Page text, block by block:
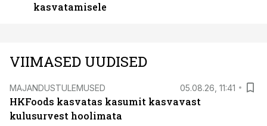
kasvatamisele
VIIMASED UUDISED
MAJANDUSTULEMUSED 05.08.26, 11:41
HKFoods kasvatas kasumit kasvavast
kulusurvest hoolimata